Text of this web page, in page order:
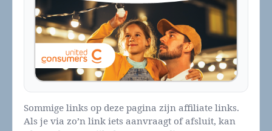
Sommige links op deze pagina zijn affiliate links.
Als je via zo’n link iets aanvraagt of afsluit, kan